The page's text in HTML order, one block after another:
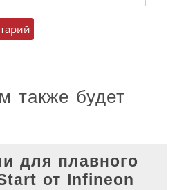
также будет
для плавного
от Infineon